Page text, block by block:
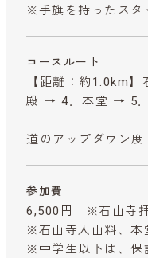
※手旗を持ったスタ
コースルート
【距離：約1.0km
殿 → 4．本堂 → 5．
道のアップダウン
参加費
6,500円 ※石山寺
※石山寺入山料、本
※中学生以下は、